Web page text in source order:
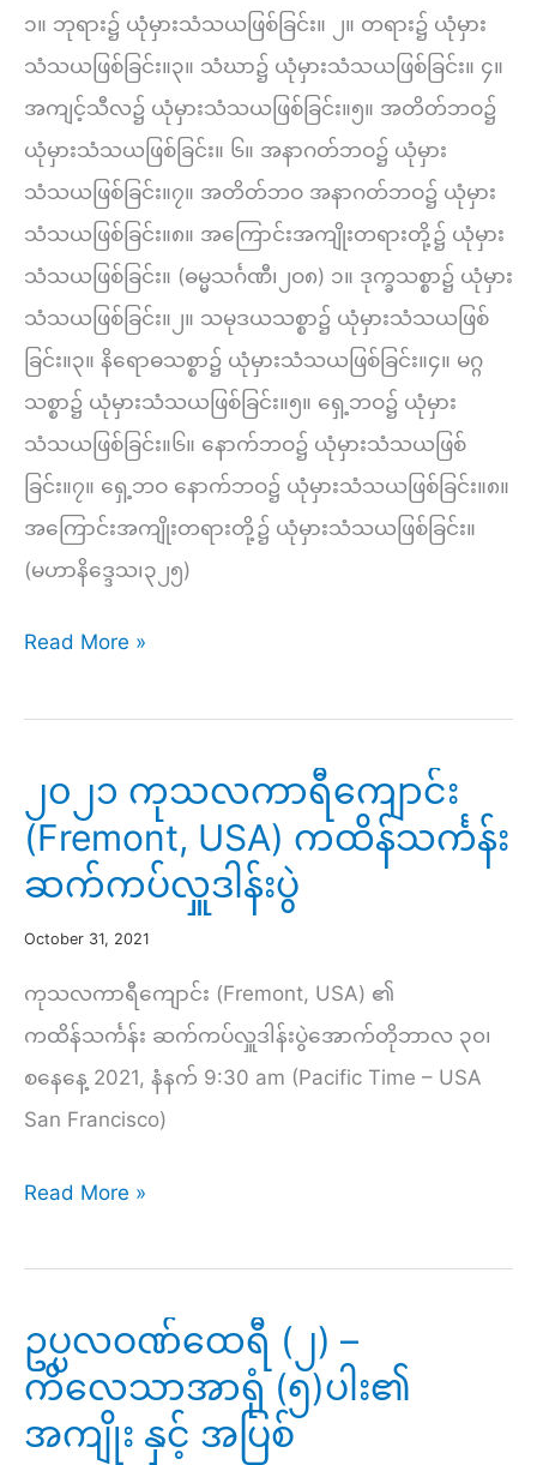
၁။ ဘုရား၌ ယုံမှားသံသယဖြစ်ခြင်း။ ၂။ တရား၌ ယုံမှား
သံသယဖြစ်ခြင်း။၃။ သံဃာ၌ ယုံမှားသံသယဖြစ်ခြင်း။ ၄။
အကျင့်သီလ၌ ယုံမှားသံသယဖြစ်ခြင်း။၅။ အတိတ်ဘဝ၌
ယုံမှားသံသယဖြစ်ခြင်း။ ၆။ အနာဂတ်ဘဝ၌ ယုံမှား
သံသယဖြစ်ခြင်း။၇။ အတိတ်ဘဝ အနာဂတ်ဘဝ၌ ယုံမှား
သံသယဖြစ်ခြင်း။၈။ အကြောင်းအကျိုးတရားတို့၌ ယုံမှား
သံသယဖြစ်ခြင်း။ (ဓမ္မသင်္ဂဏီ၊၂ဝ၈) ၁။ ဒုက္ခသစ္စာ၌ ယုံမှား
သံသယဖြစ်ခြင်း။၂။ သမုဒယသစ္စာ၌ ယုံမှားသံသယဖြစ်
ခြင်း။၃။ နိရောဓသစ္စာ၌ ယုံမှားသံသယဖြစ်ခြင်း။၄။ မဂ္ဂ
သစ္စာ၌ ယုံမှားသံသယဖြစ်ခြင်း။၅။ ရှေ့ဘဝ၌ ယုံမှား
သံသယဖြစ်ခြင်း။၆။ နောက်ဘဝ၌ ယုံမှားသံသယဖြစ်
ခြင်း။၇။ ရှေ့ဘဝ နောက်ဘဝ၌ ယုံမှားသံသယဖြစ်ခြင်း။၈။
အကြောင်းအကျိုးတရားတို့၌ ယုံမှားသံသယဖြစ်ခြင်း။
(မဟာနိဒ္ဒေသ၊၃၂၅)
ဝိစိကိစ္ဆာ
တရား
Read More »
၂၀၂၁ ကုသလကာရီကျောင်း
(Fremont, USA) ကထိန်သင်္ကန်း
ဆက်ကပ်လှူဒါန်းပွဲ
October 31, 2021
ကုသလကာရီကျောင်း (Fremont, USA) ၏
ကထိန်သင်္ကန်း ဆက်ကပ်လှူဒါန်းပွဲအောက်တိုဘာလ ၃၀၊
စနေနေ့ 2021, နံနက် 9:30 am (Pacific Time – USA
San Francisco)
၂၀၂၁
ကာ
ကျောင်း
(Fremont,
USA)
Read More »
ဥပ္ပလဝဏ်ထေရီ (၂) –
ကိလေသာအာရုံ (၅)ပါး၏
အကျိုး နှင့် အပြစ်